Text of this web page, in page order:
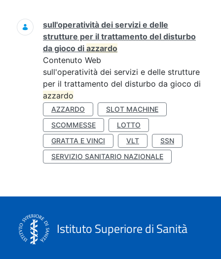
Ricerca
sull'operatività dei servizi e delle
strutture per il trattamento del disturbo
da gioco di azzardo
Contenuto Web
sull'operatività dei servizi e delle strutture
per il trattamento del disturbo da gioco di
azzardo
AZZARDO
SLOT MACHINE
SCOMMESSE
LOTTO
GRATTA E VINCI
VLT
SSN
SERVIZIO SANITARIO NAZIONALE
Istituto Superiore di Sanità